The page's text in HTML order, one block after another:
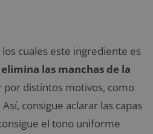
cuales este ingrediente es
elimina las manchas de la
por distintos motivos, como
consigue aclarar las capas
el tono uniforme